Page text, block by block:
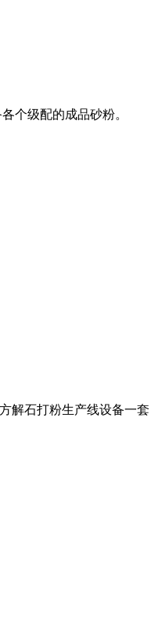
个级配的成品砂粉。
解石打粉生产线设备一套